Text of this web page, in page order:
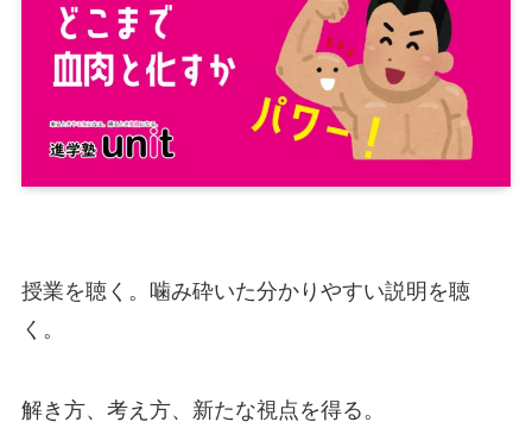
授業を聴く。噛み砕いた分かりやすい説明を聴
く。
解き方、考え方、新たな視点を得る。